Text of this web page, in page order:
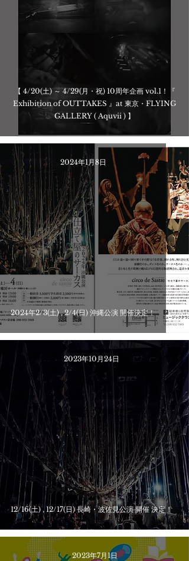
【 4/20(土) ～ 4/29(月・祝) 10周年企画 vol.1！『
Exhibition of OUTTAKES 』at 東京・FLYING
GALLERY ( Aquvii ) 】
2024年2/3(土) , 2/4(日) 沖縄公演 開催決定！
2024年1月8日
12/16(土) , 12/17(日) 長崎・波佐見公演 開催 決定！
2023年10月24日
2023年7月1日